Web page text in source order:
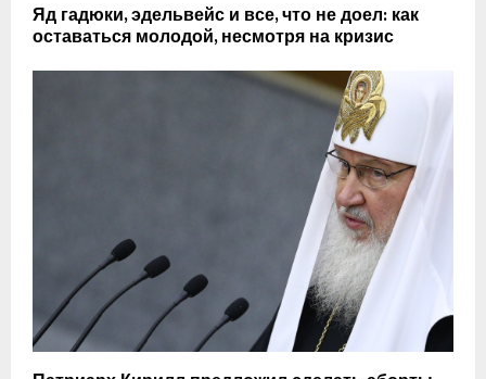
Яд гадюки, эдельвейс и все, что не доел: как
оставаться молодой, несмотря на кризис